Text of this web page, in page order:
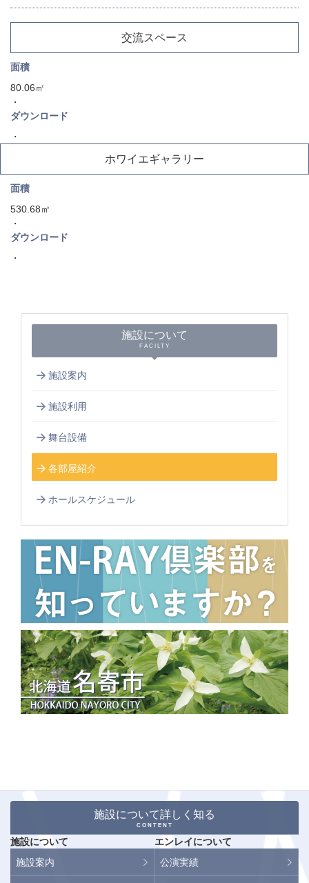
交流スペース
面積
80.06㎡
・
ダウンロード
・
ホワイエギャラリー
面積
530.68㎡
・
ダウンロード
・
施設について
FACILTY
施設案内
施設利用
舞台設備
各部屋紹介
ホールスケジュール
施設について詳しく知る
CONTENT
施設について
施設案内
エンレイについて
公演実績